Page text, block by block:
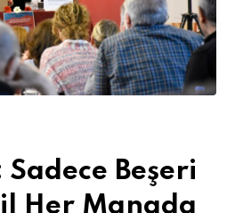
Beşeri
Her Manada